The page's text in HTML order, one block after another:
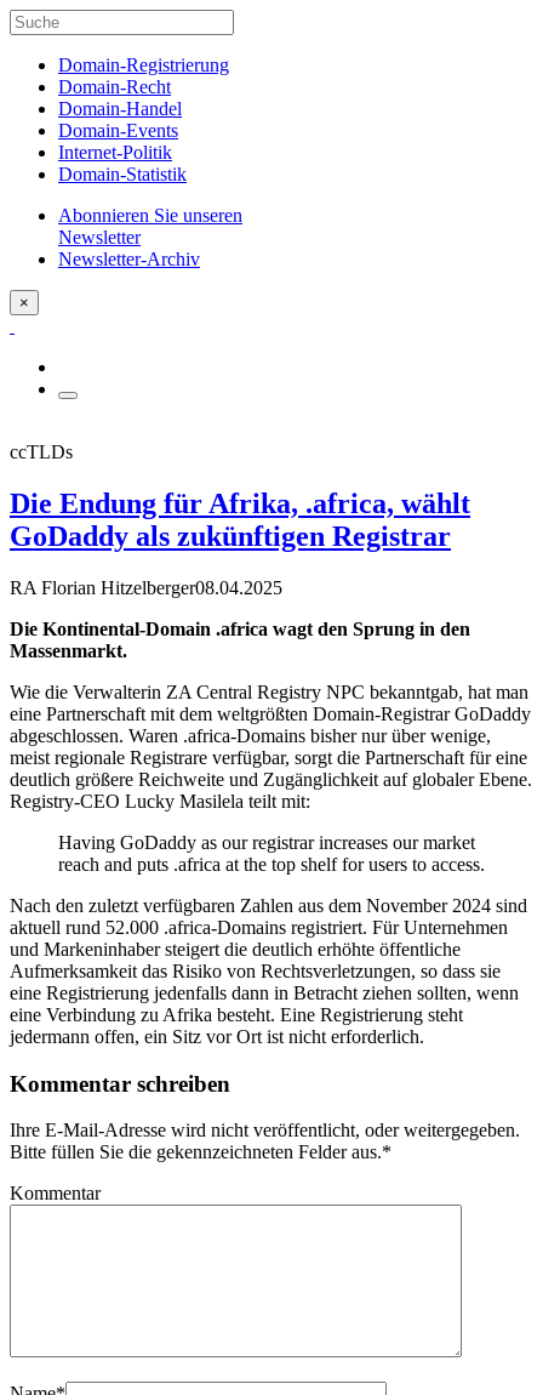
Domain-Registrierung
Domain-Recht
Domain-Handel
Domain-Events
Internet-Politik
Domain-Statistik
Abonnieren Sie unseren
Newsletter
Newsletter-Archiv
×
ccTLDs
Die Endung für Afrika, .africa, wählt
GoDaddy als zukünftigen Registrar
RA Florian Hitzelberger08.04.2025
Die Kontinental-Domain .africa wagt den Sprung in den
Massenmarkt.
Wie die Verwalterin ZA Central Registry NPC bekanntgab, hat man
eine Partnerschaft mit dem weltgrößten Domain-Registrar GoDaddy
abgeschlossen. Waren .africa-Domains bisher nur über wenige,
meist regionale Registrare verfügbar, sorgt die Partnerschaft für eine
deutlich größere Reichweite und Zugänglichkeit auf globaler Ebene.
Registry-CEO Lucky Masilela teilt mit:
Having GoDaddy as our registrar increases our market
reach and puts .africa at the top shelf for users to access.
Nach den zuletzt verfügbaren Zahlen aus dem November 2024 sind
aktuell rund 52.000 .africa-Domains registriert. Für Unternehmen
und Markeninhaber steigert die deutlich erhöhte öffentliche
Aufmerksamkeit das Risiko von Rechtsverletzungen, so dass sie
eine Registrierung jedenfalls dann in Betracht ziehen sollten, wenn
eine Verbindung zu Afrika besteht. Eine Registrierung steht
jedermann offen, ein Sitz vor Ort ist nicht erforderlich.
Kommentar schreiben
Ihre E-Mail-Adresse wird nicht veröffentlicht, oder weitergegeben.
Bitte füllen Sie die gekennzeichneten Felder aus.*
Kommentar